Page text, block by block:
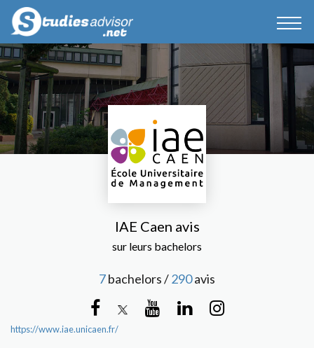
IAE Caen avis
sur leurs bachelors
7bachelors /290avis
https://www.iae.unicaen.fr/